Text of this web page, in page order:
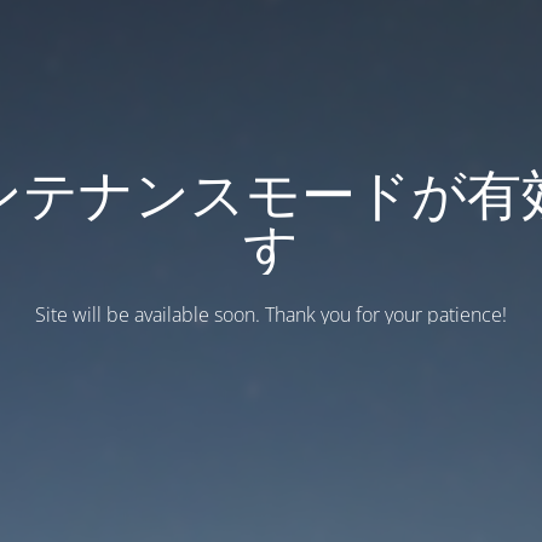
テナンスモードが有
す
Site will be available soon. Thank you for your patience!